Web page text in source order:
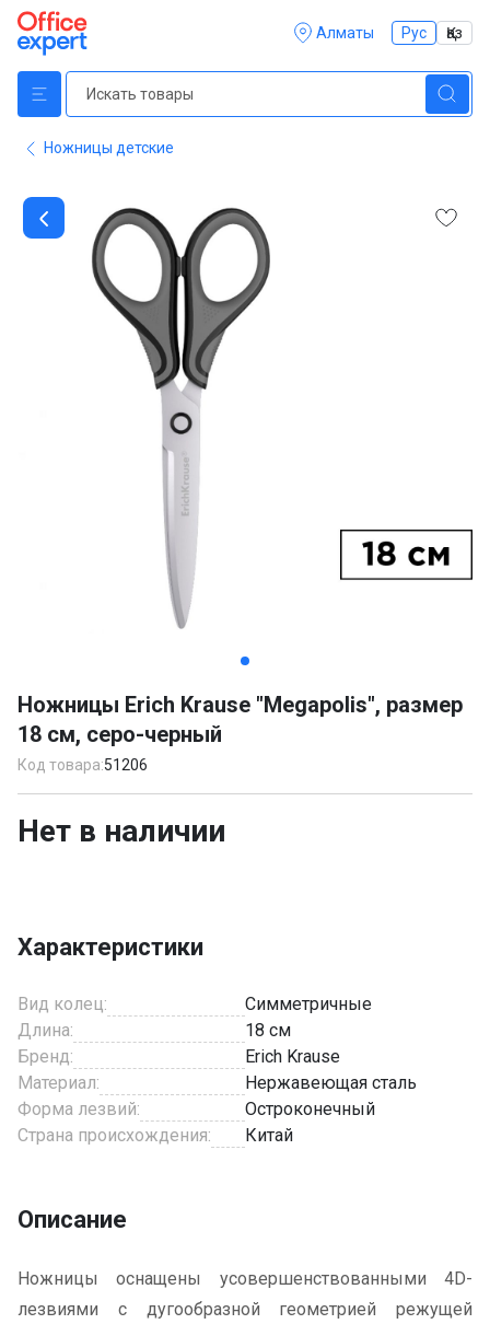
Алматы Рус Қаз
Ножницы детские
of
3
Ножницы Erich Krause "Megapolis", размер
18 см, серо-черный
Код товара:51206
Нет в наличии
Характеристики
Вид колец:
Симметричные
Длина:
18 см
Бренд:
Erich Krause
Материал:
Нержавеющая сталь
Форма лезвий:
Остроконечный
Страна происхождения:
Китай
Описание
Ножницы оснащены усовершенствованными 4D-
лезвиями с дугообразной геометрией режущей